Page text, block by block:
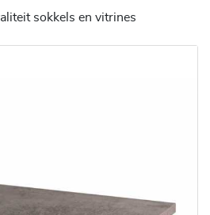
sokkels en vitrines